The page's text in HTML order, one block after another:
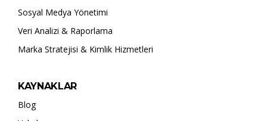
Sosyal Medya Yönetimi
Veri Analizi & Raporlama
Marka Stratejisi & Kimlik Hizmetleri
KAYNAKLAR
Blog